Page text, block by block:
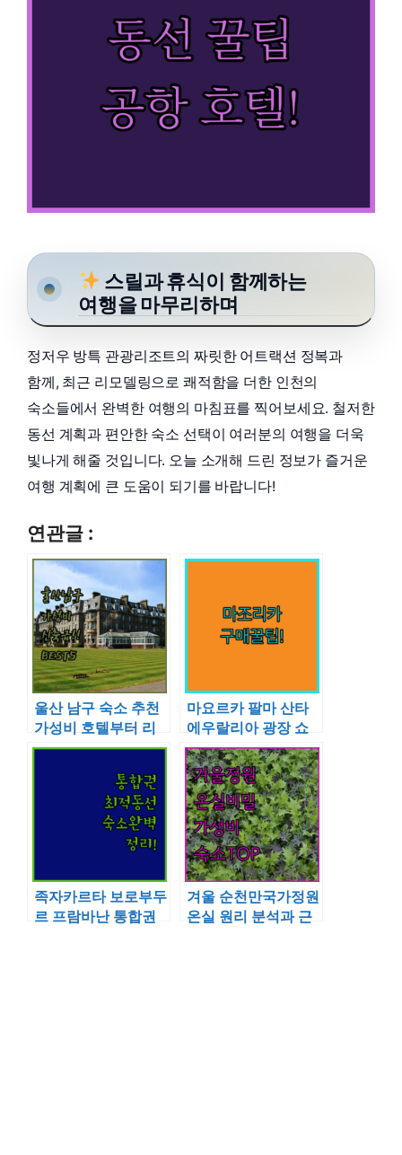
스릴과 휴식이 함께하는
여행을 마무리하며
정저우 방특 관광리조트의 짜릿한 어트랙션 정복과
함께, 최근 리모델링으로 쾌적함을 더한 인천의
숙소들에서 완벽한 여행의 마침표를 찍어보세요. 철저한
동선 계획과 편안한 숙소 선택이 여러분의 여행을 더욱
빛나게 해줄 것입니다. 오늘 소개해 드린 정보가 즐거운
여행 계획에 큰 도움이 되기를 바랍니다!
연관글 :
울산 남구 숙소 추천
가성비 호텔부터 리
모델링 숙소까지 5곳
마요르카 팔마 산타
에우랄리아 광장 쇼
핑 동선과 마조리카
진주 구매 방법 THB
엘 시드 분석
족자카르타 보로부두
르 프람바난 통합권
겨울 순천만국가정원
온실 원리 분석과 근